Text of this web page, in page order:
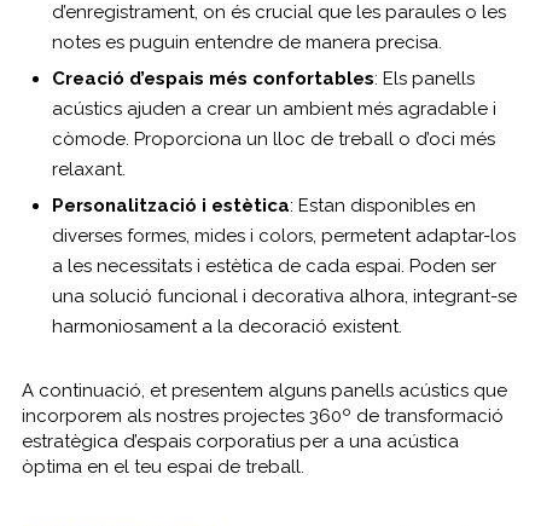
d’enregistrament, on és crucial que les paraules o les
notes es puguin entendre de manera precisa.
Creació d’espais més confortables: Els panells
acústics ajuden a crear un ambient més agradable i
còmode. Proporciona un lloc de treball o d’oci més
relaxant.
Personalització i estètica: Estan disponibles en
diverses formes, mides i colors, permetent adaptar-los
a les necessitats i estètica de cada espai. Poden ser
una solució funcional i decorativa alhora, integrant-se
harmoniosament a la decoració existent.
A continuació, et presentem alguns panells acústics que
incorporem als nostres projectes 360º de transformació
estratègica d’espais corporatius per a una acústica
òptima en el teu espai de treball.